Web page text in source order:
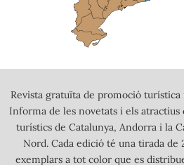
Revista gratuïta de promoció
Informa de les novetats i els atractius
turístics de Catalunya, Andorra i la
Nord. Cada edició té una tirada de
exemplars a tot color que es